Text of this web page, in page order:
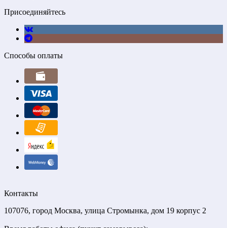
Присоединяйтесь
Способы оплаты
Контакты
107076, город Москва, улица Стромынка, дом 19 корпус 2